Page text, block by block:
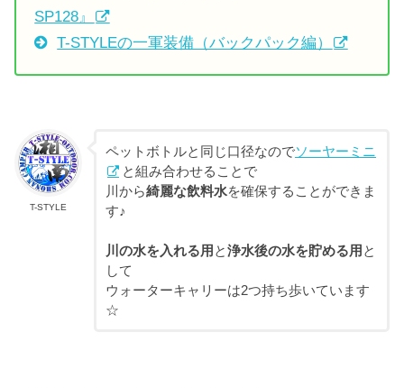
SP128』
T-STYLEの一軍装備（バックパック編）
T-STYLE
ペットボトルと同じ口径なのでソーヤーミニ
と組み合わせることで
川から綺麗な飲料水を確保することができま
す♪
川の水を入れる用 と浄水後の水を貯める用 と
して
ウォーターキャリーは2つ持ち歩いています
☆